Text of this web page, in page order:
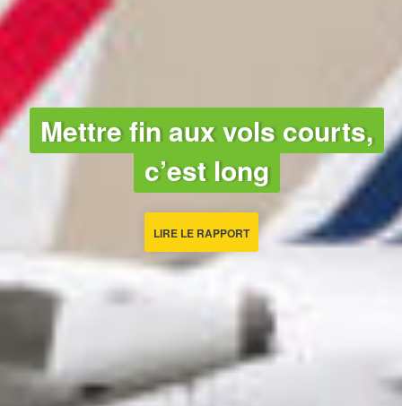
Mettre fin aux vols courts,
c’est long
LIRE LE RAPPORT